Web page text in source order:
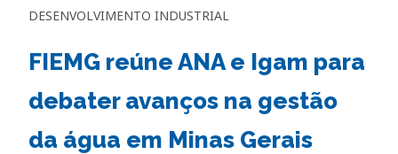
DESENVOLVIMENTO INDUSTRIAL
FIEMG reúne ANA e Igam para
debater avanços na gestão
da água em Minas Gerais